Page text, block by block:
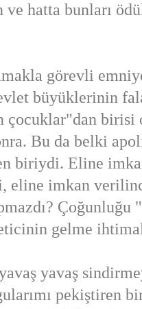
ve hatta bunları
görevli
büyüklerinin
çocuklar"dan birisi
Bu da belki
biriydi. Eline
eline imkan
gelme
yavaş
pekiştiren